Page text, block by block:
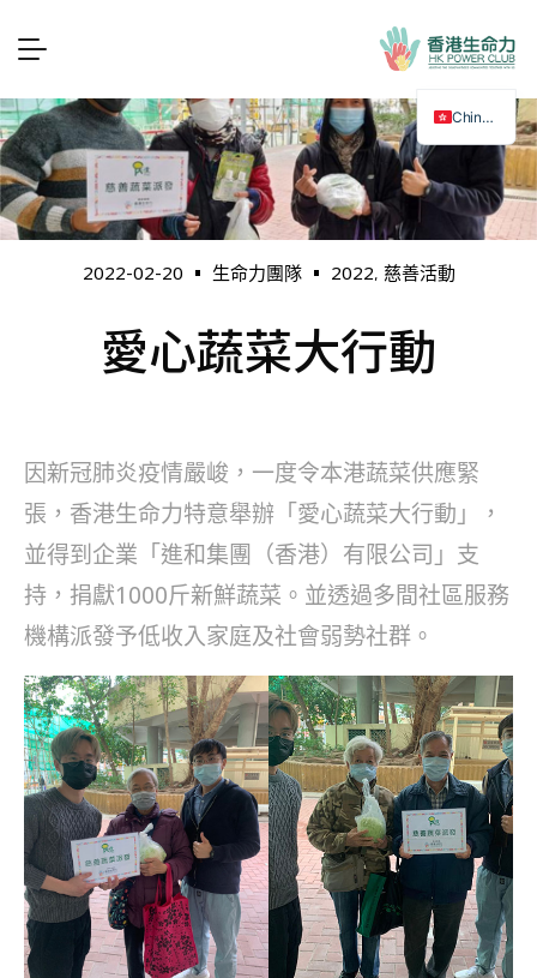
2022-02-20 生命力團隊 2022, 慈善活動
愛心蔬菜大行動
因新冠肺炎疫情嚴峻，一度令本港蔬菜供應緊
張，香港生命力特意舉辦「愛心蔬菜大行動」，
並得到企業「進和集團（香港）有限公司」支
持，捐獻1000斤新鮮蔬菜。並透過多間社區服務
機構派發予低收入家庭及社會弱勢社群。
Chinese